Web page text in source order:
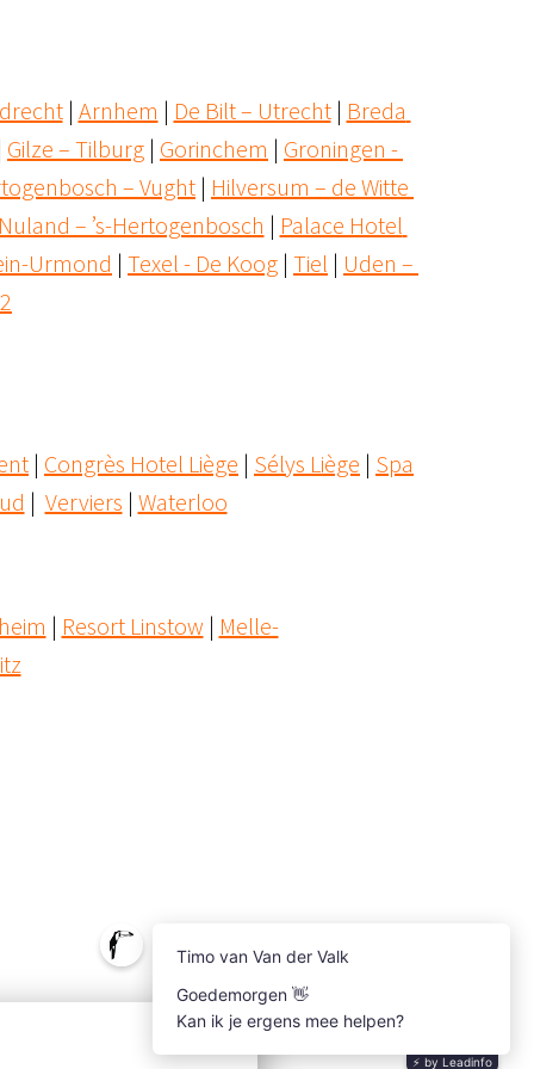
| Arnhem | De Bilt – Utrecht | Breda
Gilze – Tilburg | Gorinchem | Groningen -
– Vught | Hilversum – de Witte
Nuland – ’s-Hertogenbosch | Palace Hotel
Urmond | Texel - De Koog | Tiel | Uden –
| Congrès Hotel Liège | Sélys Liège | Spa
| Verviers | Waterloo
| Resort Linstow | Melle-